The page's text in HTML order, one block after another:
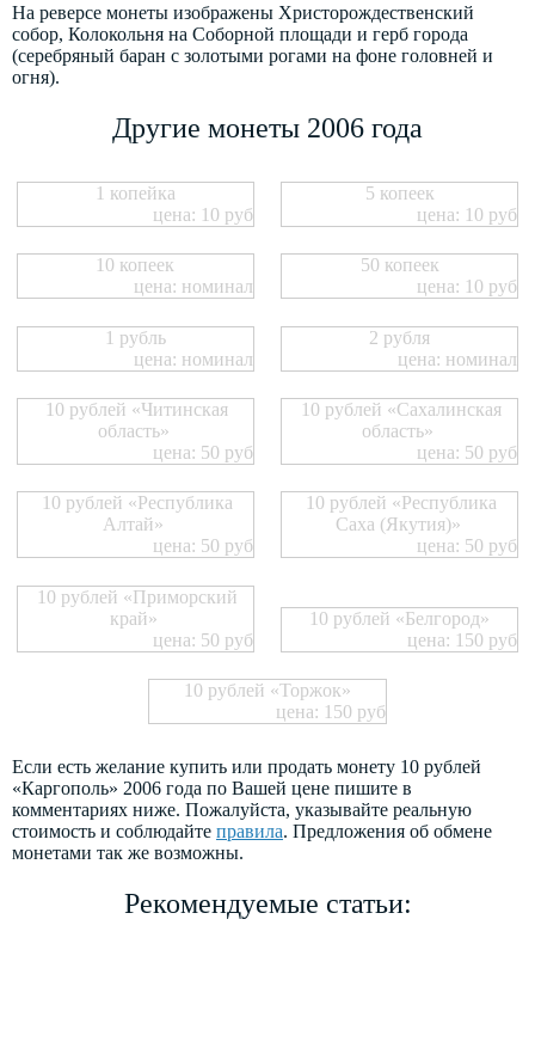
На реверсе монеты изображены Христорождественский
собор, Колокольня на Соборной площади и герб города
(серебряный баран с золотыми рогами на фоне головней и
огня).
Другие монеты 2006 года
1 копейка
цена: 10 руб
5 копеек
цена: 10 руб
10 копеек
цена: номинал
50 копеек
цена: 10 руб
1 рубль
цена: номинал
2 рубля
цена: номинал
10 рублей «Читинская
область»
цена: 50 руб
10 рублей «Сахалинская
область»
цена: 50 руб
10 рублей «Республика
Алтай»
цена: 50 руб
10 рублей «Республика
Саха (Якутия)»
цена: 50 руб
10 рублей «Приморский
край»
цена: 50 руб
10 рублей «Белгород»
цена: 150 руб
10 рублей «Торжок»
цена: 150 руб
Если есть желание купить или продать монету 10 рублей
«Каргополь» 2006 года по Вашей цене пишите в
комментариях ниже. Пожалуйста, указывайте реальную
стоимость и соблюдайте правила. Предложения об обмене
монетами так же возможны.
Рекомендуемые статьи: